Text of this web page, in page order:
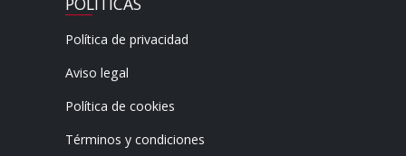
Política de privacidad
Aviso legal
Política de cookies
Términos y condiciones